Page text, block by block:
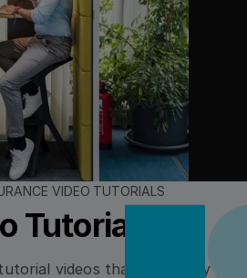
VIDEO TUTORIALS
Tutorials
videos that cover key